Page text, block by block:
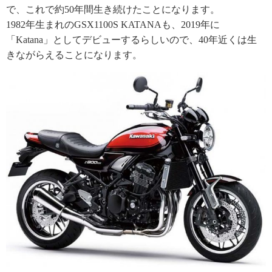
で、これで約50年間生き続けたことになります。
1982年生まれのGSX1100S KATANAも、2019年に
「Katana」としてデビューするらしいので、40年近くは生
きながらえることになります。